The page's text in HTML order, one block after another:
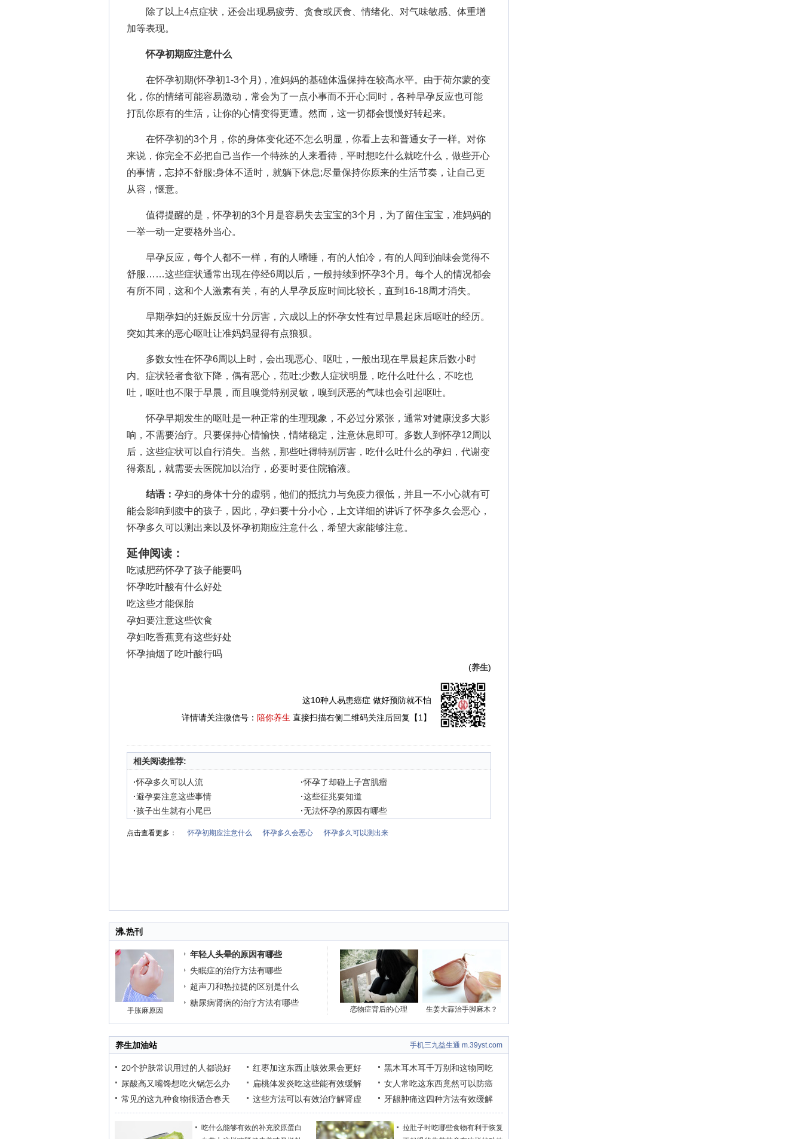
除了以上4点症状，还会出现易疲劳、贪食或厌食、情绪化、对气味敏感、体重增
加等表现。
怀孕初期应注意什么
在怀孕初期(怀孕初1-3个月)，准妈妈的基础体温保持在较高水平。由于荷尔蒙的变
化，你的情绪可能容易激动，常会为了一点小事而不开心;同时，各种早孕反应也可能
打乱你原有的生活，让你的心情变得更遭。然而，这一切都会慢慢好转起来。
在怀孕初的3个月，你的身体变化还不怎么明显，你看上去和普通女子一样。对你
来说，你完全不必把自己当作一个特殊的人来看待，平时想吃什么就吃什么，做些开心
的事情，忘掉不舒服;身体不适时，就躺下休息;尽量保持你原来的生活节奏，让自己更
从容，惬意。
值得提醒的是，怀孕初的3个月是容易失去宝宝的3个月，为了留住宝宝，准妈妈的
一举一动一定要格外当心。
早孕反应，每个人都不一样，有的人嗜睡，有的人怕冷，有的人闻到油味会觉得不
舒服……这些症状通常出现在停经6周以后，一般持续到怀孕3个月。每个人的情况都会
有所不同，这和个人激素有关，有的人早孕反应时间比较长，直到16-18周才消失。
早期孕妇的妊娠反应十分厉害，六成以上的怀孕女性有过早晨起床后呕吐的经历。
突如其来的恶心呕吐让准妈妈显得有点狼狈。
多数女性在怀孕6周以上时，会出现恶心、呕吐，一般出现在早晨起床后数小时
内。症状轻者食欲下降，偶有恶心，范吐;少数人症状明显，吃什么吐什么，不吃也
吐，呕吐也不限于早晨，而且嗅觉特别灵敏，嗅到厌恶的气味也会引起呕吐。
怀孕早期发生的呕吐是一种正常的生理现象，不必过分紧张，通常对健康没多大影
响，不需要治疗。只要保持心情愉快，情绪稳定，注意休息即可。多数人到怀孕12周以
后，这些症状可以自行消失。当然，那些吐得特别厉害，吃什么吐什么的孕妇，代谢变
得紊乱，就需要去医院加以治疗，必要时要住院输液。
结语： 孕妇的身体十分的虚弱，他们的抵抗力与免疫力很低，并且一不小心就有可
能会影响到腹中的孩子，因此，孕妇要十分小心，上文详细的讲诉了怀孕多久会恶心，
怀孕多久可以测出来以及怀孕初期应注意什么，希望大家能够注意。
延伸阅读：
吃减肥药怀孕了孩子能要吗
怀孕吃叶酸有什么好处
吃这些才能保胎
孕妇要注意这些饮食
孕妇吃香蕉竟有这些好处
怀孕抽烟了吃叶酸行吗
(养生)
这10种人易患癌症 做好预防就不怕
详情请关注微信号： 陪你养生 直接扫描右侧二维码关注后回复【1】
相关阅读推荐:
·怀孕多久可以人流 ·怀孕了却碰上子宫肌瘤
·避孕要注意这些事情 ·这些征兆要知道
·孩子出生就有小尾巴 ·无法怀孕的原因有哪些
点击查看更多： 怀孕初期应注意什么 怀孕多久会恶心 怀孕多久可以测出来
沸.热刊
手胀麻原因
年轻人头晕的原因有哪些
失眠症的治疗方法有哪些
超声刀和热拉提的区别是什么
糖尿病肾病的治疗方法有哪些
恋物症背后的心理 生姜大蒜治手脚麻木？
养生加油站 手机三九益生通 m.39yst.com
20个护肤常识用过的人都说好
尿酸高又嘴馋想吃火锅怎么办
常见的这九种食物很适合春天
红枣加这东西止咳效果会更好
扁桃体发炎吃这些能有效缓解
这些方法可以有效治疗解肾虚
黑木耳木耳千万别和这物同吃
女人常吃这东西竟然可以防癌
牙龈肿痛这四种方法有效缓解
吃什么能够有效的补充胶原蛋白
拉肚子时吃哪些食物有利于恢复